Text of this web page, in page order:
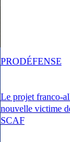
Le projet franco-
nouvelle victime
SCAF
PRODÉFENSE